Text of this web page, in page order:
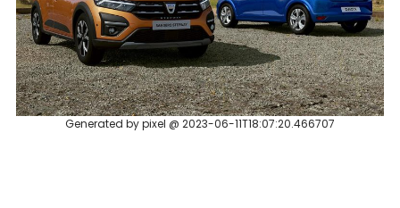
Generated by pixel @ 2023-06-11T18:07:20.466707